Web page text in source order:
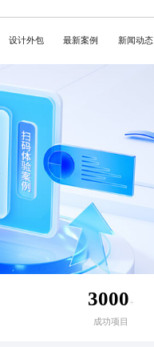
设计外包 最新案例 新闻动态
3000+
成功项目